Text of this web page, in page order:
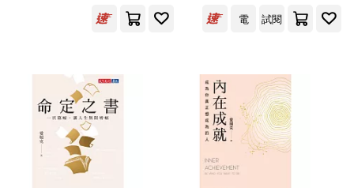
亞理斯．肯瑞克(1)
勞倫斯．金普羅(1)
Warner Classics(2)
商業周刊(2) 愛貝克思(2)
樂金文化(2) 水滴文化(2)
適合平板閱讀(1)
免費電子書(1)
電
試閱